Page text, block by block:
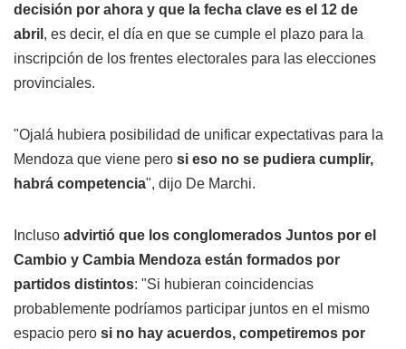
decisión por ahora y que la fecha clave es el 12 de
abril , es decir, el día en que se cumple el plazo para la
inscripción de los frentes electorales para las elecciones
provinciales.
"Ojalá hubiera posibilidad de unificar expectativas para la
Mendoza que viene pero si eso no se pudiera cumplir,
habrá competencia", dijo De Marchi.
Incluso advirtió que los conglomerados Juntos por el
Cambio y Cambia Mendoza están formados por
partidos distintos: "Si hubieran coincidencias
probablemente podríamos participar juntos en el mismo
espacio pero si no hay acuerdos, competiremos por